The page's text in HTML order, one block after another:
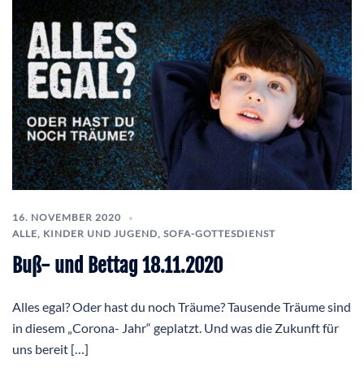
16. NOVEMBER 2020
ALLE, KINDER UND JUGEND, SOFA-GOTTESDIENST
Buß- und Bettag 18.11.2020
Alles egal? Oder hast du noch Träume? Tausende Träume sind
in diesem „Corona- Jahr“ geplatzt. Und was die Zukunft für
uns bereit […]